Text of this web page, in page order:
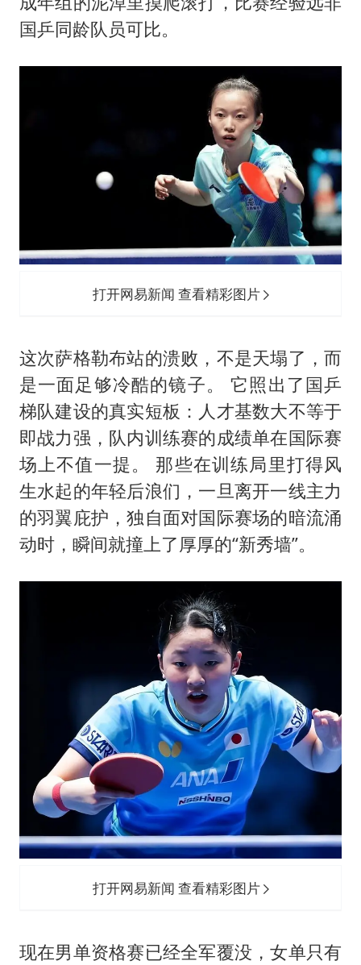
国乒同龄队员可比。
打开网易新闻 查看精彩图片
这次萨格勒布站的溃败，不是天塌了，而
是一面足够冷酷的镜子。 它照出了国乒
梯队建设的真实短板：人才基数大不等于
即战力强，队内训练赛的成绩单在国际赛
场上不值一提。 那些在训练局里打得风
生水起的年轻后浪们，一旦离开一线主力
的羽翼庇护，独自面对国际赛场的暗流涌
动时，瞬间就撞上了厚厚的“新秀墙”。
打开网易新闻 查看精彩图片
现在男单资格赛已经全军覆没，女单只有